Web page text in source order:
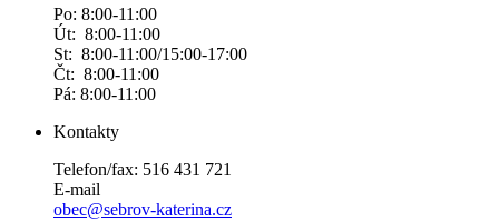
Po: 8:00-11:00
Út: 8:00-11:00
St: 8:00-11:00/15:00-17:00
Čt: 8:00-11:00
Pá: 8:00-11:00
Kontakty
Telefon/fax: 516 431 721
E-mail
obec@sebrov-katerina.cz